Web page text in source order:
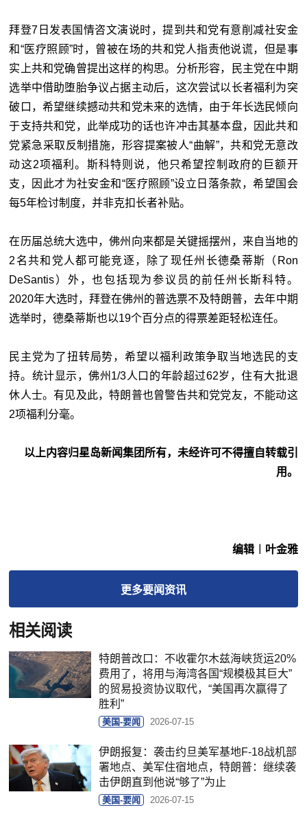
拜登7日发表国情咨文演说时，提到共和党有意削减社安金
和“医疗照顾”时，曾被在场的共和党人指责他说谎，但是事
实上共和党确曾提出这样的构思。分析形容，民主党在中期
选举中借助堕胎争议占据主动后，这次尝试以长者福利为突
破口，希望继续撼动共和党未来的选情，由于年长选民倾向
于支持共和党，此举成功的话也许冲击其基本盘，因此共和
党紧急采取反制措施，形容提案被人“曲解”，共和党无意改
动这2项福利。斯科特则说，他只希望控制政府的巨额开
支，因此才为社安金和“医疗照顾”设立日落条款，希望国会
每5年检讨制度，并非克扣长者补贴。
在历届总统大选中，佛州向来都是关键摇摆州，来自当地的
2名共和党人都可能竞逐，除了现任州长德桑蒂斯（Ron
DeSantis）外，也包括现为参议员的前任州长斯科特。
2020年大选时，拜登在佛州的普选票不及特朗普，去年中期
选举时，德桑蒂斯也以19个百分点的得票差距轻松连任。
民主党为了扭转局势，希望以福利政策争取当地选民的支
持。统计显示，佛州1/3人口的年龄超过62岁，住有大批退
休人士。有见及此，特朗普也曾警告共和党党友，不能动这
2项福利分毫。
以上内容归星岛新闻集团所有，未经许可不得擅自转载引
用。
编辑︱叶金雅
更多要闻资讯
相关阅读
特朗普改口：不收霍尔木兹海峡货运20%
费用了，将用与海湾各国“规模极其巨大”
的贸易投资协议取代，“美国再次赢得了
胜利”
美国-要闻 2026-07-15
伊朗报复：袭击约旦美军基地F-18战机部
署地点、美军住宿地点，特朗普：继续袭
击伊朗直到他说“够了”为止
美国-要闻 2026-07-15